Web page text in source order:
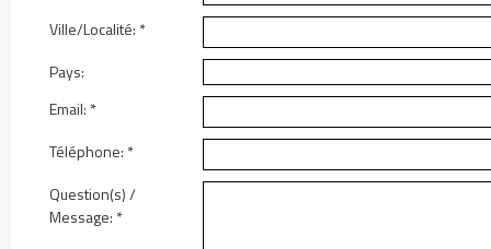
Ville/Localité: *
Pays:
Email: *
Téléphone: *
Question(s) /
Message: *